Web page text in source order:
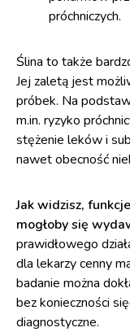
próchniczych.
Ślina to także
Jej zaletą jest
próbek. Na
m.in. ryzyko
stężenie leków i
nawet obecność
Jak widzisz,
mogłoby się
prawidłowego
dla lekarzy cenny
badanie można
bez konieczności
diagnostyczne.